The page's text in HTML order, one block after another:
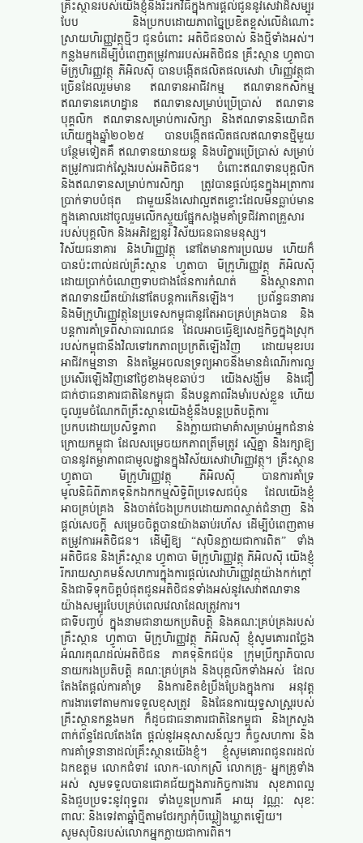
គ្រឹះស្ថានរបស់យើងខ្ញុំនឹងរិះរកវិធីក្នុងការផ្ដល់ជូននូវសេវាដ៏សម្បូរ
បែប និងប្រកបដោយភាពច្នៃប្រឌិតខ្ពស់លើដំណោះ
ស្រាយហិរញ្ញវត្ថុថ្មីៗ ជូនចំពោះ អតិថិជនចាស់ និងថ្មីទាំងអស់។
កន្លងមកដើម្បីបំពេញតម្រូវការរបស់អតិថិជន គ្រឹះស្ថាន ហ្វូតាបា
មីក្រូហិរញ្ញវត្ថុ ភីអិលស៊ី បានបង្កើតផលិតផលសេវា ហិរញ្ញវត្ថុជា
ច្រើនដែលរួមមាន ឥណទានអាជីវកម្ម ឥណទានកសិកម្ម
ឥណទានគេហដ្ឋាន ឥណទានសម្រាប់ប្រើប្រាស់ ឥណទាន
បុគ្គលិក ឥណទានសម្រាប់ការសិក្សា និងឥណទាននិយោជិត
ហើយក្នុងឆ្នាំ២០២៥ បានបង្កើតផលិតផលឥណទានថ្មីមួយ
បន្ថែមទៀតគឺ ឥណទានយានយន្ត និងបរិក្ខារប្រើប្រាស់ សម្រាប់
តម្រូវការជាក់ស្តែងរបស់អតិថិជន។ ចំពោះឥណទានបុគ្គលិក
និងឥណទានសម្រាប់ការសិក្សា ត្រូវបានផ្តល់ជូនក្នុងអត្រាការ
ប្រាក់ទាបបំផុត ជាមួយនឹងសេវាល្អឥតខ្ចោះដែលមិនធ្លាប់មាន
ក្នុងគោលដៅចូលរួមលើកស្ទួយផ្នែកសង្គមគាំទ្រជីវភាពគ្រួសារ
របស់បុគ្គលិក និងអភិវឌ្ឍនូវ វិស័យធនធានមនុស្ស។
វិស័យធនាគារ និងហិរញ្ញវត្ថុ នៅតែមានការប្រឈម ហើយក៏
បានប៉ះពាល់ដល់គ្រឹះស្ថាន ហ្វូតាបា មីក្រូហិរញ្ញវត្ថុ ភីអិលស៊ី
ដោយប្រាក់ចំណេញទាបជាងផែនការកំណត់ និងស្ថានភាព
ឥណទានយឺតយ៉ាវនៅតែបន្តការកើនឡើង។ ប្រព័ន្ធធនាគារ
និងមីក្រូហិរញ្ញវត្ថុនៃប្រទេសកម្ពុជានូវតែអាចគ្រប់គ្រងបាន និង
បន្តការគាំទ្រពីសាធារណជន ដែលអាចធ្វើឱ្យសេដ្ឋកិច្ចក្នុងស្រុក
របស់កម្ពុជានឹងវិលទៅរកភាពប្រក្រតីឡើងវិញ ដោយមុខរបរ
អាជីវកម្មនានា និងតម្លៃអចលនទ្រព្យអាចនឹងមានដំណើរការល្អ
ប្រសើរឡើងវិញនៅថ្ងៃខាងមុខឆាប់ៗ យើងសង្ឃឹម និងជឿ
ជាក់ថាធនាគារជាតិនៃកម្ពុជា នឹងបន្តភាពរឹងមាំរបស់ខ្លួន ហើយ
ចូលរួមចំណែកពីគ្រឹះស្ថានយើងខ្ញុំនឹងបន្តប្រតិបត្តិការ
ប្រកបដោយប្រសិទ្ធភាព និងក្លាយជាមាគ៌ាសម្រាប់អ្នកជំនាន់
ក្រោយកម្ពុជា ដែលសម្រេចយកភាពត្រឹមត្រូវ ស្មើគ្នា និងរក្សាឱ្យ
បាននូវតម្លាភាពជាមូលដ្ឋានក្នុងវិស័យសេវាហិរញ្ញវត្ថុ។ គ្រឹះស្ថាន
ហ្វូតាបា មីក្រូហិរញ្ញវត្ថុ ភីអិលស៊ី បានការគាំទ្រ
មូលនិធិពីភាគទុនិកឯកកម្មសិទ្ធិពីប្រទេសជប៉ុន ដែលយើងខ្ញុំ
អាចគ្រប់គ្រង និងចាត់ចែងប្រកបដោយភាពស្ទាត់ជំនាញ និង
ផ្តល់សេចក្តី សម្រេចចិត្តបានយ៉ាងឆាប់រហ័ស ដើម្បីបំពេញតាម
តម្រូវការអតិថិជន។ ដើម្បីឱ្យ “សុបិនក្លាយជាការពិត” ទាំង
អតិថិជន និងគ្រឹះស្ថាន ហ្វូតាបា មីក្រូហិរញ្ញវត្ថុ ភីអិលស៊ី យើងខ្ញុំ
រីករាយស្វាគមន៍សហការក្នុងការផ្តល់សេវាហិរញ្ញវត្ថុយ៉ាងកក់ក្តៅ
និងជាទីទុកចិត្តបំផុតជូនអតិថិជនទាំងអស់នូវសេវាឥណទាន
យ៉ាងសម្បូរបែបគ្រប់ពេលវេលាដែលត្រូវការ។
ជាទីបញ្ចប់ ក្នុងនាមជានាយកប្រតិបត្តិ និងគណៈគ្រប់គ្រងរបស់
គ្រឹះស្ថាន ហ្វូតាបា មីក្រូហិរញ្ញវត្ថុ ភីអិលស៊ី ខ្ញុំសូមគោរពថ្លែង
អំណរគុណដល់អតិថិជន ភាគទុនិកជប៉ុន ក្រុមប្រឹក្សាភិបាល
នាយករងប្រតិបត្តិ គណៈគ្រប់គ្រង និងបុគ្គលិកទាំងអស់ ដែល
តែងតែផ្តល់ការគាំទ្រ និងការខិតខំប្រឹងប្រែងក្នុងការ អនុវត្ត
ការងារទៅតាមការទទួលខុសត្រូវ និងផែនការយុទ្ធសាស្រ្តរបស់
គ្រឹះស្ថានកន្លងមក ក៏ដូចជាធនាគារជាតិនៃកម្ពុជា និងក្រសួង
ពាក់ព័ន្ធដែលតែងតែ ផ្តល់នូវអនុសាសន៍ល្អៗ កិច្ចសហការ និង
ការគាំទ្រនានាដល់គ្រឹះស្ថានយើងខ្ញុំ។ ខ្ញុំសូមគោរពជូនពរដល់
ឯកឧត្តម លោកជំទាវ លោក-លោកស្រី លោកគ្រូ- អ្នកគ្រូទាំង
អស់ សូមទទួលបានជោគជ័យក្នុងភារកិច្ចការងារ សុខភាពល្អ
និងជួបប្រទះនូវពុទ្ធពរ ទាំងបួនប្រការគឺ អាយុ វណ្ណៈ សុខៈ
ពាលៈ និងទេវតាឆ្នាំថ្មីតាមថែរក្សាកុំបីឃ្លៀងឃ្លាតឡើយ។
សូមសុបិនរបស់លោកអ្នកក្លាយជាការពិត។